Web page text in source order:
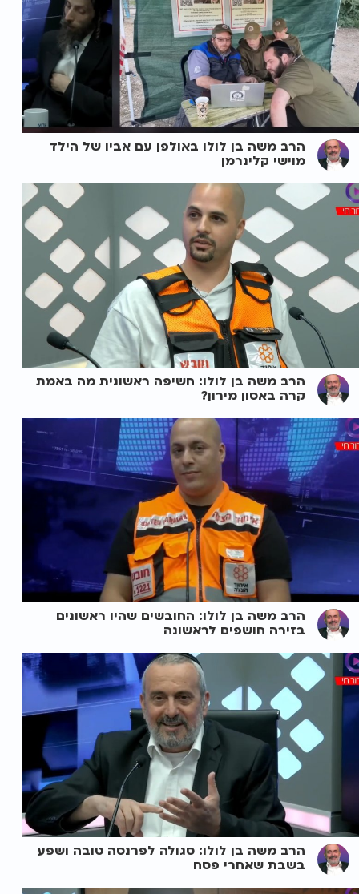
הרב משה בן לולו באולפן עם אביו של הילד
מוישי קלינרמן
הרב משה בן לולו: חשיפה ראשונית מה באמת
קרה באסון מירון?
הרב משה בן לולו: החובשים שהיו ראשונים
בזירה חושפים לראשונה
הרב משה בן לולו: סגולה לפרנסה טובה ושפע
בשבת שאחרי פסח